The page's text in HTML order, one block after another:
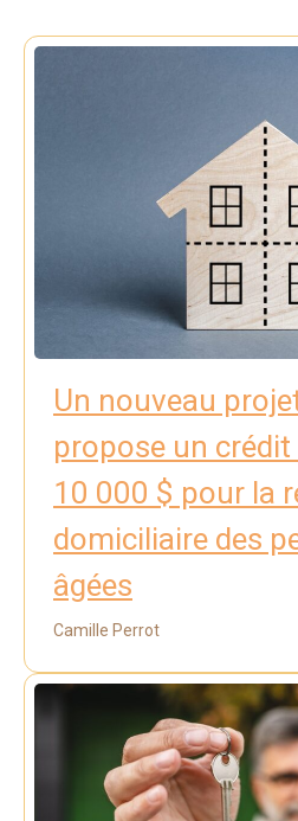
Un nouveau
propose un crédit
10 000 $ pour la
domiciliaire des
âgées
Camille Perrot